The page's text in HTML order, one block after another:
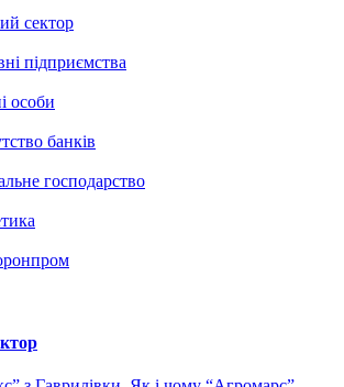
сектор
підприємства
особи
банків
господарство